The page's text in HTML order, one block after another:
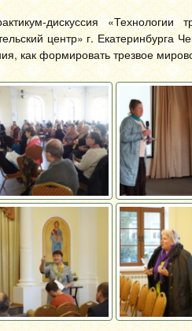
дискуссия «Технологии
центр» г. Екатеринбурга
как формировать трезвое